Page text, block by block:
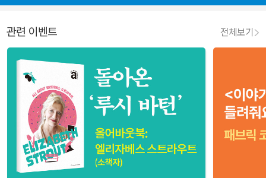
관련 이벤트 전체보기